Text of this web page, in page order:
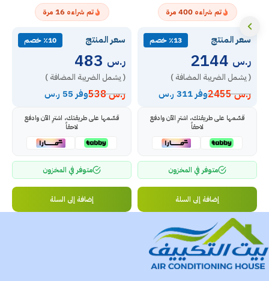
تم شراءه400 مرة
سعر المنتج ٪13 خصم
ر.س
( يشمل الضريبة المضافة )
ر.س2455 وفر 311 ر.س
قسّمها على طريقتك، اشترِ الآن وادفع
لاحقاً
متوفر في المخزون
إضافة إلى السلة
تم شراءه16 مرة
سعر المنتج ٪10 خصم
ر.س
( يشمل الضريبة المضافة )
ر.س538 وفر 55 ر.س
قسّمها على طريقتك، اشترِ الآن وادفع
لاحقاً
متوفر في المخزون
إضافة إلى السلة